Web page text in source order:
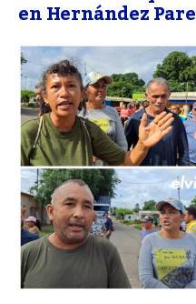
en Hernández